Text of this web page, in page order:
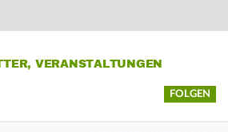
VERANSTALTUNGEN
FOLGEN